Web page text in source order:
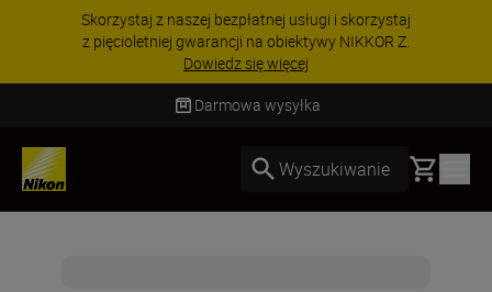
Skorzystaj z naszej bezpłatnej usługi i skorzystaj
z pięcioletniej gwarancji na obiektywy NIKKOR Z.
Dowiedz się więcej
Darmowa wysyłka
Wyszukiwanie Basket